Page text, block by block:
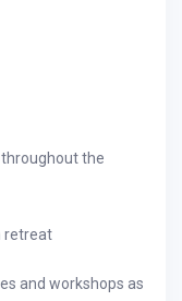
the
retreat
and workshops as